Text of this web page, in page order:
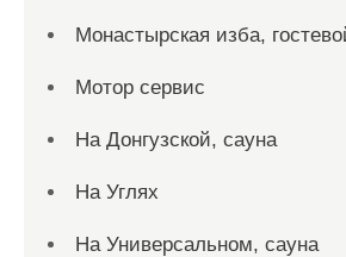
Монастырская изба,
Мотор сервис
На Донгузской, сауна
На Углях
На Универсальном, сауна